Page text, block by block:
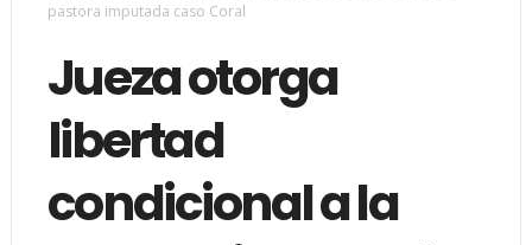
pastora imputada caso Coral
Jueza otorga
libertad
condicional a la